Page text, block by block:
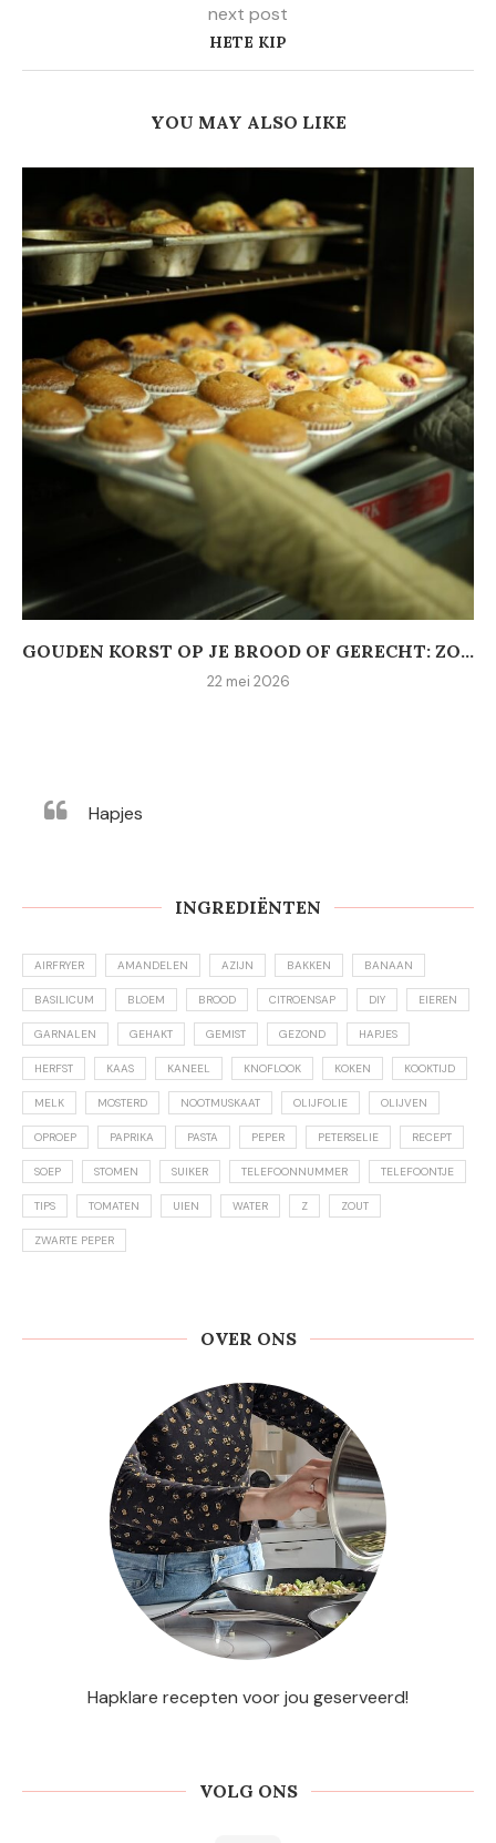
next post
HETE KIP
YOU MAY ALSO LIKE
GOUDEN KORST OP JE BROOD OF GERECHT: ZO...
22 mei 2026
Hapjes
INGREDIËNTEN
AIRFRYER AMANDELEN AZIJN BAKKEN BANAAN
BASILICUM BLOEM BROOD CITROENSAP DIY EIEREN
GARNALEN GEHAKT GEMIST GEZOND HAPJES
HERFST KAAS KANEEL KNOFLOOK KOKEN KOOKTIJD
MELK MOSTERD NOOTMUSKAAT OLIJFOLIE OLIJVEN
OPROEP PAPRIKA PASTA PEPER PETERSELIE RECEPT
SOEP STOMEN SUIKER TELEFOONNUMMER TELEFOONTJE
TIPS TOMATEN UIEN WATER Z ZOUT
ZWARTE PEPER
OVER ONS
Hapklare recepten voor jou geserveerd!
VOLG ONS